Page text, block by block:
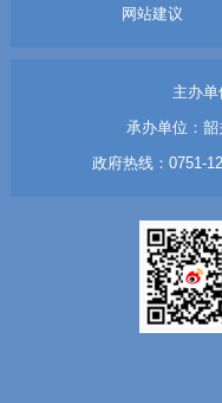
网站建议
主办
承办单位：
政府热线：0751-